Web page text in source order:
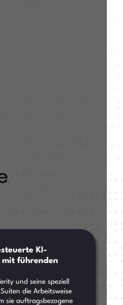
KI-
mit führenden
und seine speziell
die Arbeitsweise
sie auftragsbezogene